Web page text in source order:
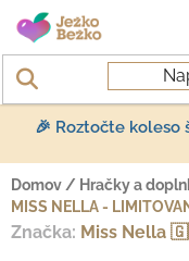
Prejsť na obsah
🎉 Roztočte koleso
Domov / Hračky a
MISS NELLA -
Značka: Miss Nella